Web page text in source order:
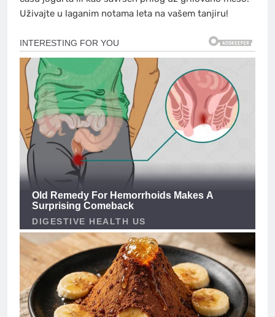
Uživajte u laganim notama leta na vašem tanjiru!